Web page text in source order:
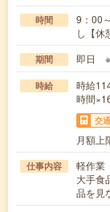
時間
9：00
し【休
期間 即日
時給
時給
時間
交
月額上
仕事内容
軽作業
大手食
品を見